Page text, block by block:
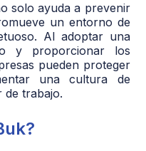
solo ayuda a prevenir
un entorno de
Al adoptar una
y proporcionar los
pueden proteger
una cultura de
de trabajo.